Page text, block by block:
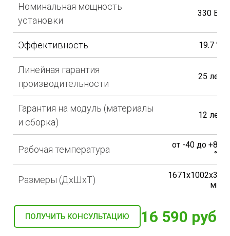
Номинальная мощность
установки
330 Вт
Эффективность 19.7 %
Линейная гарантия
производительности
25 лет
Гарантия на модуль (материалы
и сборка)
12 лет
Рабочая температура
от -40 до +85
°С
Размеры (ДхШхТ)
1671x1002x35
мм
ПОЛУЧИТЬ КОНСУЛЬТАЦИЮ 16 590 руб